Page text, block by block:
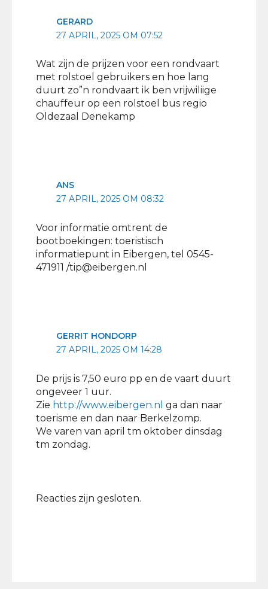
GERARD
27 APRIL, 2025 OM 07:52
Wat zijn de prijzen voor een rondvaart
met rolstoel gebruikers en hoe lang
duurt zo”n rondvaart ik ben vrijwiliige
chauffeur op een rolstoel bus regio
Oldezaal Denekamp
ANS
27 APRIL, 2025 OM 08:32
Voor informatie omtrent de
bootboekingen: toeristisch
informatiepunt in Eibergen, tel 0545-
471911 /tip@eibergen.nl
GERRIT HONDORP
27 APRIL, 2025 OM 14:28
De prijs is 7,50 euro pp en de vaart duurt
ongeveer 1 uur.
Zie http://www.eibergen.nl ga dan naar
toerisme en dan naar Berkelzomp.
We varen van april tm oktober dinsdag
tm zondag.
Reacties zijn gesloten.